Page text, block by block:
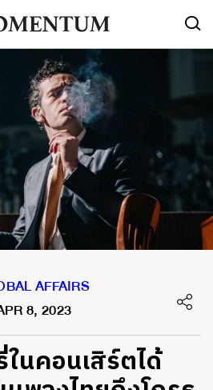
AFFAIRS
8, 2023
นคอนเสิร์ตได้